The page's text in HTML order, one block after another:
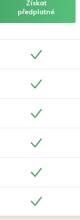
Získat
předplatné